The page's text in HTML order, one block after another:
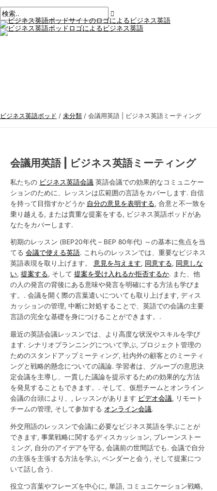
ン
テ
ン
イ
メ
ニ
ュ
ビジネス英語ポッド / 未分類 / 会議用英語 | ビジネス英語ミーティング
会議用英語 | ビジネス英語ミーティング
私たちの ビジネス英語会議 英語会議での効果的なコミュニケー
ションのために、レッスンは広範囲の言語をカバーします. 自信
を持って目指すかどうか 自分の意見を表明する, 合意と不一致を
乗り越える, または貴重な提案をする, ビジネス英語ポッドがあ
なたをカバーします.
初期のレッスン (BEP20年代 – BEP 80年代) ～の基本に焦点を当
てる会議で使える英語. これらのレッスンでは、重要なビジネス
英語表現を取り上げます。意見を与えます, 同意する, 同意しな
い,提案する, そして提案を受け入れるか拒否するか. また、他
の人の発言の背後にある意味や発言を明確にする方法も学びま
す。. 会議を開く際の言葉遣いについても取り上げます, ディス
カッションの管理, 中断に対処することで、英語での会議の主要
言語の完全な基礎を身につけることができます。.
最近の英語会議レッスンでは、より高度な状況やスキルを学び
ます. シナリオプランニングについて学ぶ, プロジェクト管理の
ためのスタンドアップミーティング, 社内外の顧客とのミーティ
ングと戦略的懸念についての議論. 学習者は、グループの意思決
定会議を主導し、一貫した議論を提示するための効果的な方法
を発見することもできます。. そして、仮想チームとオンライン
会議の台頭により、, レッスンがあります ビデオ会議, リモート
チームの管理, そして参加する オンライン会議.
外交用語のレッスンで会議に必要なビジネス英語を学ぶことが
できます, 事業戦略に関するディスカッション, ブレーンストー
ミング, 自分のアイデアを守る, 会議前の世間話でも. 会議で自分
の主張を主張する方法を学ぶ, ベンダーと会う, そして提案につ
いて話し合う.
役立つ言葉やフレーズを中心に, 単語, コミュニケーション戦略,
ス
ト
ナ
こ
に
前
*
メ
ー
ビ
ジ
ネ
検
索
す